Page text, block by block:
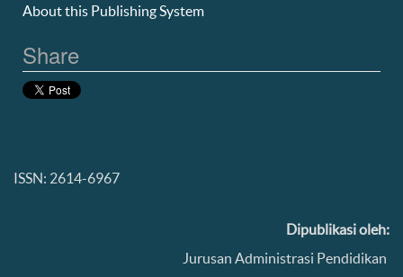
About this Publishing System
Share
ISSN: 2614-6967
Dipublikasi oleh:
Jurusan Administrasi Pendidikan